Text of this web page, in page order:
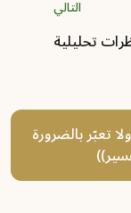
التالي
تحليلية
تعبّر بالضرورة